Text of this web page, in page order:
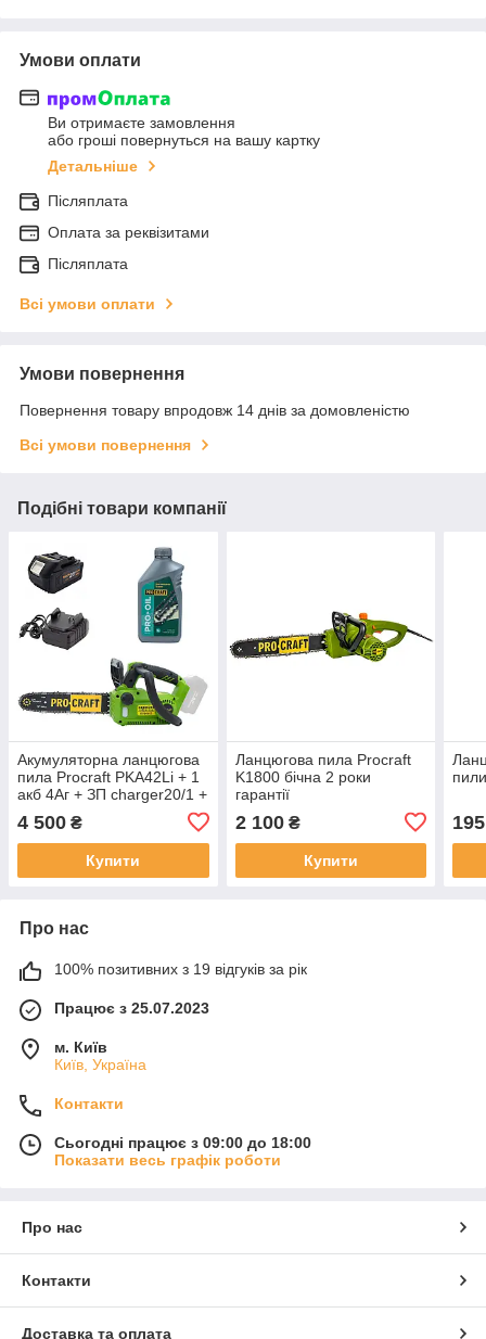
Умови оплати
Ви отримаєте замовлення
або гроші повернуться на вашу картку
Детальніше
Післяплата
Оплата за реквізитами
Післяплата
Всі умови оплати
Умови повернення
Повернення товару впродовж 14 днів за домовленістю
Всі умови повернення
Подібні товари компанії
Акумуляторна ланцюгова
пила Procraft PKA42Li + 1
акб 4Аг + ЗП charger20/1 +
4 500 ₴
Купити
Ланцюгова пила Procraft
K1800 бічна 2 роки
гарантії
2 100₴
Купити
195
Про нас
100% позитивних з 19 відгуків за рік
Працює з 25.07.2023
м. Київ
Київ, Україна
Контакти
Сьогодні працює з 09:00 до 18:00
Показати весь графік роботи
Про нас
Контакти
Доставка та оплата